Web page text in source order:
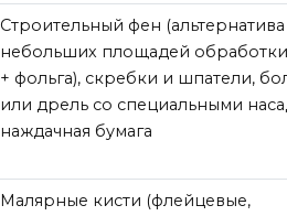
Строительный фен
небольших площадей
+ фольга), скребки и шпатели,
или дрель со специальными
наждачная бумага
Малярные кисти (флейцевые,